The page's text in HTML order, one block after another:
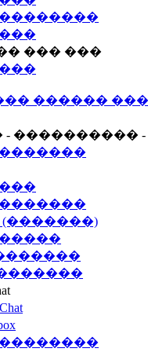
��� ���
������ ���
- ����������
(�������)